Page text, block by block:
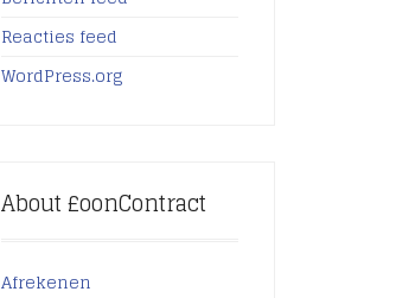
Reacties feed
WordPress.org
About £oonContract
Afrekenen